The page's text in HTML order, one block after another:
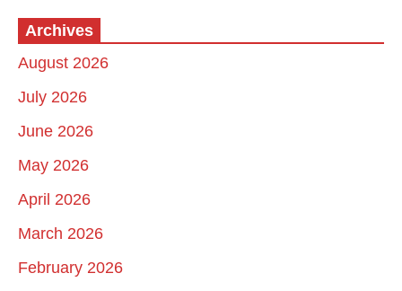
Archives
August 2026
July 2026
June 2026
May 2026
April 2026
March 2026
February 2026